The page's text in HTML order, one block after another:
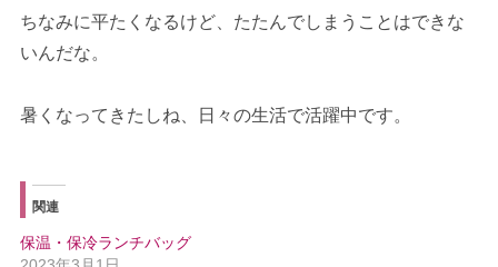
ちなみに平たくなるけど、たたんでしまうことはできな
いんだな。
暑くなってきたしね、日々の生活で活躍中です。
関連
保温・保冷ランチバッグ